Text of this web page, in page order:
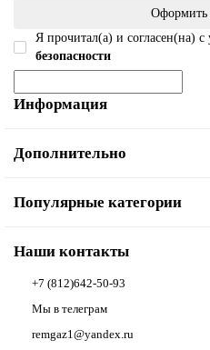
Оформить
Я прочитал(а) и согласен(на) с
безопасности
Информация
Дополнительно
Популярные категории
Наши контакты
+7 (812)642-50-93
Мы в телеграм
remgaz1@yandex.ru